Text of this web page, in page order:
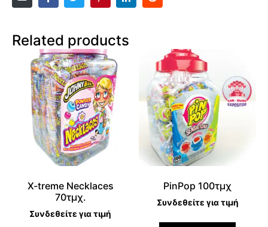
Related products
X-treme Necklaces
70τμχ.
Συνδεθείτε για τιμή
PinPop 100τμχ
Συνδεθείτε για τιμή